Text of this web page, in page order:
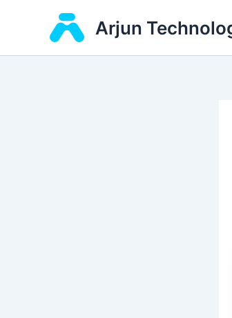
Arjun